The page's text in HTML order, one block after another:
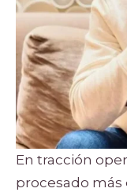
En tracción
procesado más